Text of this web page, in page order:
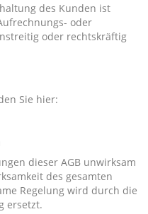
des Kunden ist
oder
oder rechtskräftig
Sie hier:
dieser AGB unwirksam
des gesamten
Regelung wird durch die
ersetzt.